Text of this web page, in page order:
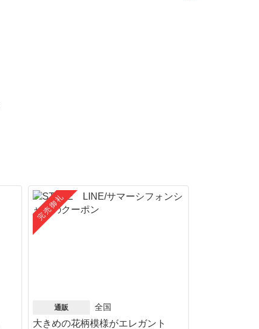
完売御礼
通販 全国
大きめの花柄模様がエレガント